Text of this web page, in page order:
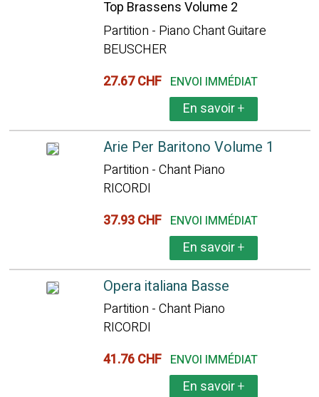
Top Brassens Volume 2
Partition - Piano Chant Guitare
BEUSCHER
27.67 CHF ENVOI IMMÉDIAT
En savoir+
Arie Per Baritono Volume 1
Partition - Chant Piano
RICORDI
37.93 CHF ENVOI IMMÉDIAT
En savoir+
Opera italiana Basse
Partition - Chant Piano
RICORDI
41.76 CHF ENVOI IMMÉDIAT
En savoir+